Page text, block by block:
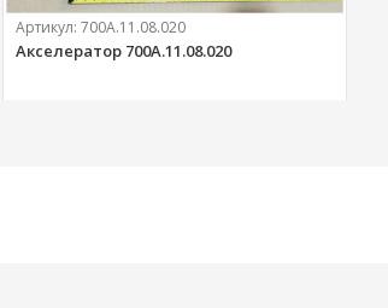
Артикул:700А.11.08.020
Акселератор 700А.11.08.020